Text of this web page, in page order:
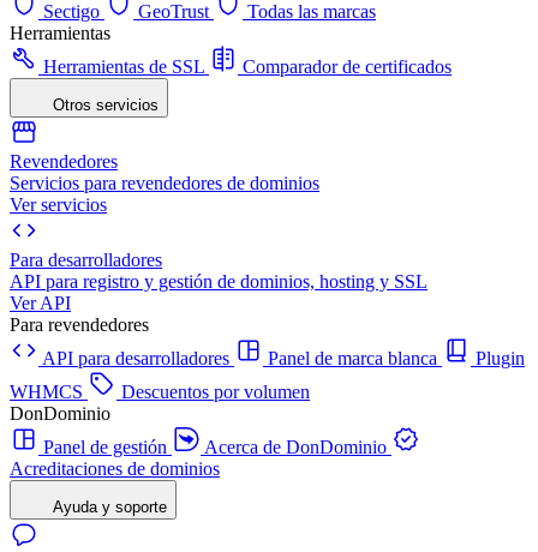
Sectigo
GeoTrust
Todas las marcas
Herramientas
Herramientas de SSL
Comparador de certificados
Otros servicios
Revendedores
Servicios para revendedores de dominios
Ver servicios
Para desarrolladores
API para registro y gestión de dominios, hosting y SSL
Ver API
Para revendedores
API para desarrolladores
Panel de marca blanca
Plugin
WHMCS
Descuentos por volumen
DonDominio
Panel de gestión
Acerca de DonDominio
Acreditaciones de dominios
Ayuda y soporte